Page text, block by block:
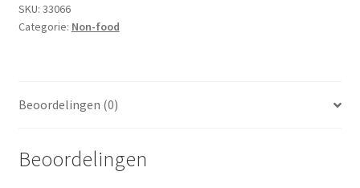
Salades
SKU: 33066
Categorie: Non-food
Beoordelingen (0)
Beoordelingen